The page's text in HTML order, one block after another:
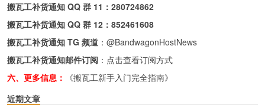
搬瓦工补货通知 QQ 群 11： 280724862
搬瓦工补货通知 QQ 群 12： 852461608
搬瓦工补货通知 TG 频道 ： @BandwagonHostNews
搬瓦工补货通知邮件订阅 ： 点击查看订阅方式
六、更多信息：
《搬瓦工新手入门完全指南》
近期文章